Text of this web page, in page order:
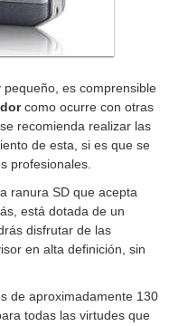
es comprensible
como ocurre con otras
recomienda realizar las
de esta, si es que se
profesionales.
ranura SD que acepta
está dotada de un
disfrutar de las
en alta definición, sin
de aproximadamente 130
todas las virtudes que